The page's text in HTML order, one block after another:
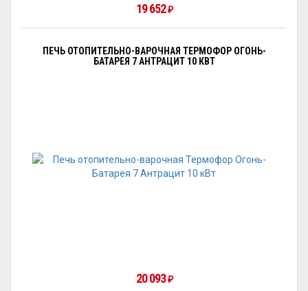
19 652₽
ПЕЧЬ ОТОПИТЕЛЬНО-ВАРОЧНАЯ ТЕРМОФОР ОГОНЬ-
БАТАРЕЯ 7 АНТРАЦИТ 10 КВТ
20 093₽